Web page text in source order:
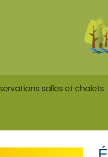
salles et chalets